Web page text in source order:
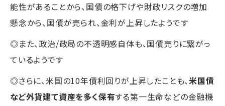
能性があることから、国債の格下げや財政リスクの増加
懸念から、国債が売られ、金利が上昇したようです
◎また、政治/政局の不透明感自体も、国債売りに繋がっ
ているようです
◎さらに、米国の10年債利回りが上昇したことも、米国債
など外貨建て資産を多く保有する第一生命などの金融機